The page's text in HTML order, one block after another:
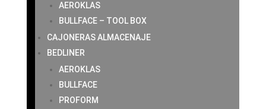
AEROKLAS
BULLFACE – TOOL BOX
CAJONERAS ALMACENAJE
BEDLINER
AEROKLAS
BULLFACE
PROFORM